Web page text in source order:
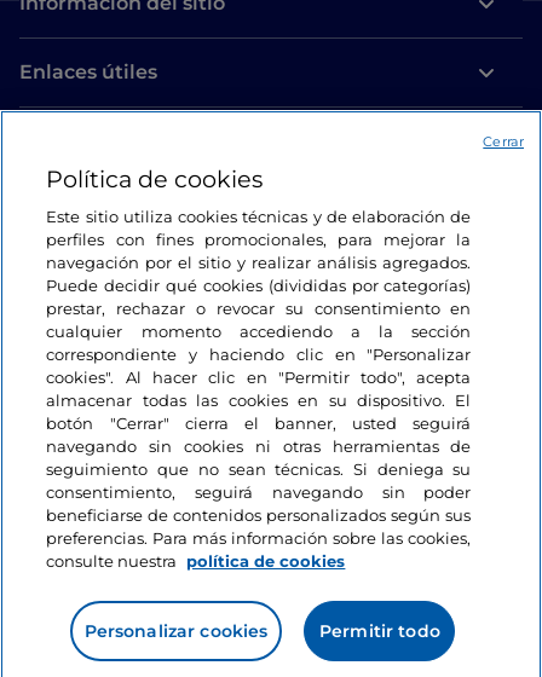
Enlaces útiles
Estamos en contacto
Política de cookies
Este sitio utiliza cookies técnicas y de elaboración de
perfiles con fines promocionales, para mejorar la
navegación por el sitio y realizar análisis agregados.
Puede decidir qué cookies (divididas por categorías)
prestar, rechazar o revocar su consentimiento en
cualquier momento accediendo a la sección
correspondiente y haciendo clic en "Personalizar
cookies". Al hacer clic en "Permitir todo", acepta
almacenar todas las cookies en su dispositivo. El
botón "Cerrar" cierra el banner, usted seguirá
navegando sin cookies ni otras herramientas de
seguimiento que no sean técnicas. Si deniega su
consentimiento, seguirá navegando sin poder
beneficiarse de contenidos personalizados según sus
preferencias. Para más información sobre las cookies,
consulte nuestra
política de cookies
Personalizar cookies Permitir todo
Cerrar